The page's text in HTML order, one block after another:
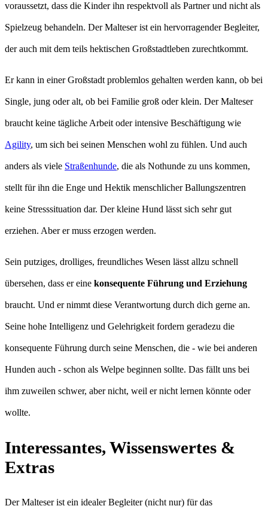
voraussetzt, dass die Kinder ihn respektvoll als Partner und nicht als
Spielzeug behandeln. Der Malteser ist ein hervorragender Begleiter,
der auch mit dem teils hektischen Großstadtleben zurechtkommt.
Er kann in einer Großstadt problemlos gehalten werden kann, ob bei
Single, jung oder alt, ob bei Familie groß oder klein. Der Malteser
braucht keine tägliche Arbeit oder intensive Beschäftigung wie
Agility, um sich bei seinen Menschen wohl zu fühlen. Und auch
anders als viele Straßenhunde, die als Nothunde zu uns kommen,
stellt für ihn die Enge und Hektik menschlicher Ballungszentren
keine Stresssituation dar. Der kleine Hund lässt sich sehr gut
erziehen. Aber er muss erzogen werden.
Sein putziges, drolliges, freundliches Wesen lässt allzu schnell
übersehen, dass er eine konsequente Führung und Erziehung
braucht. Und er nimmt diese Verantwortung durch dich gerne an.
Seine hohe Intelligenz und Gelehrigkeit fordern geradezu die
konsequente Führung durch seine Menschen, die - wie bei anderen
Hunden auch - schon als Welpe beginnen sollte. Das fällt uns bei
ihm zuweilen schwer, aber nicht, weil er nicht lernen könnte oder
wollte.
Interessantes, Wissenswertes &
Extras
Der Malteser ist ein idealer Begleiter (nicht nur) für das